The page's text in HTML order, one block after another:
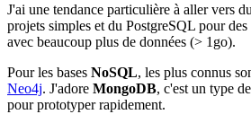
J'ai une tendance particulière à aller vers
projets simples et du PostgreSQL pour
avec beaucoup plus de données (> 1go).
Pour les bases NoSQL, les plus connus
Neo4j. J'adore MongoDB, c'est un type
pour prototyper rapidement.